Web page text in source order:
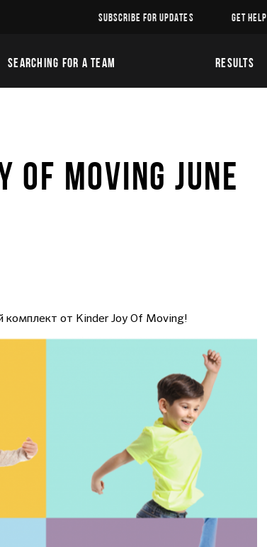
SUBSCRIBE FOR UPDATES GET HELP
SEARCHING FOR A TEAM RESULTS
OF MOVING JUNE
комплект от Kinder Joy Of Moving!